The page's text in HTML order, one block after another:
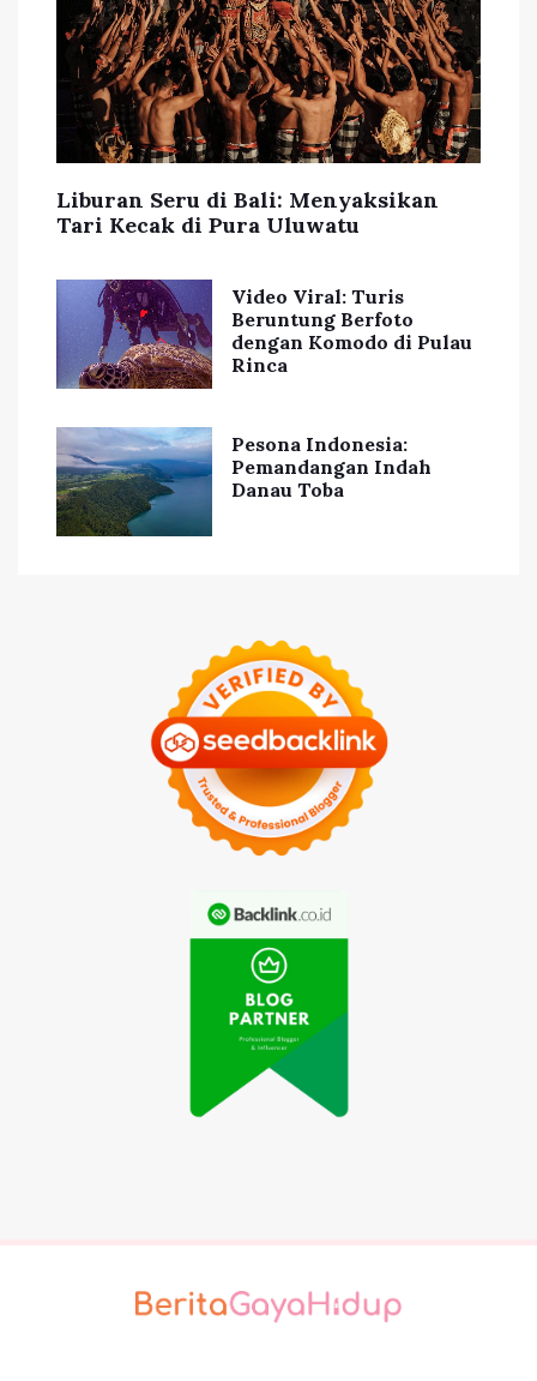
Liburan Seru di Bali: Menyaksikan
Tari Kecak di Pura Uluwatu
Video Viral: Turis
Beruntung Berfoto
dengan Komodo di Pulau
Rinca
Pesona Indonesia:
Pemandangan Indah
Danau Toba